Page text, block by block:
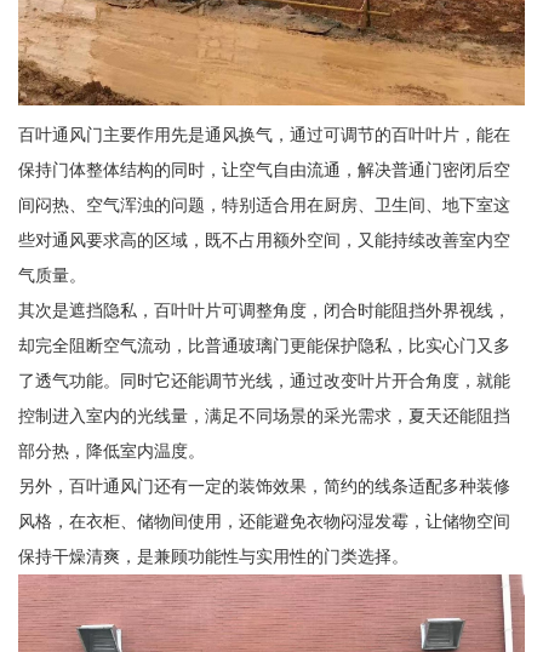
百叶通风门主要作用先是通风换气，通过可调节的百叶叶片，能在
保持门体整体结构的同时，让空气自由流通，解决普通门密闭后空
间闷热、空气浑浊的问题，特别适合用在厨房、卫生间、地下室这
些对通风要求高的区域，既不占用额外空间，又能持续改善室内空
气质量。
其次是遮挡隐私，百叶叶片可调整角度，闭合时能阻挡外界视线，
却完全阻断空气流动，比普通玻璃门更能保护隐私，比实心门又多
了透气功能。同时它还能调节光线，通过改变叶片开合角度，就能
控制进入室内的光线量，满足不同场景的采光需求，夏天还能阻挡
部分热，降低室内温度。
另外，百叶通风门还有一定的装饰效果，简约的线条适配多种装修
风格，在衣柜、储物间使用，还能避免衣物闷湿发霉，让储物空间
保持干燥清爽，是兼顾功能性与实用性的门类选择。